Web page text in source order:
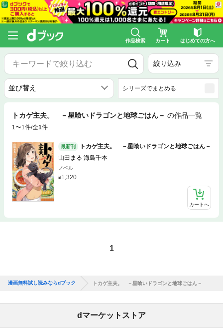
作品検索 カート はじめての方へ
絞り込み
シリーズでまとめる
トカゲ主夫。 －星喰いドラゴンと地球ごはん－ の作品一覧
1〜1件/全1件
最新刊
トカゲ主夫。 －星喰いドラゴンと地球ごはん－
山田まる 海島千本
ノベル
1,320
カートへ
1
漫画無料試し読みならdブック トカゲ主夫。 －星喰いドラゴンと地球ごはん－
dマーケットストア